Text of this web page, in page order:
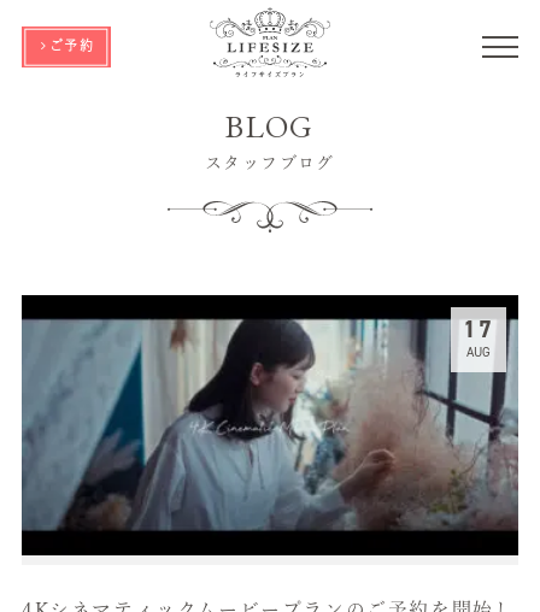
ご予約
BLOG
スタッフブログ
17
AUG